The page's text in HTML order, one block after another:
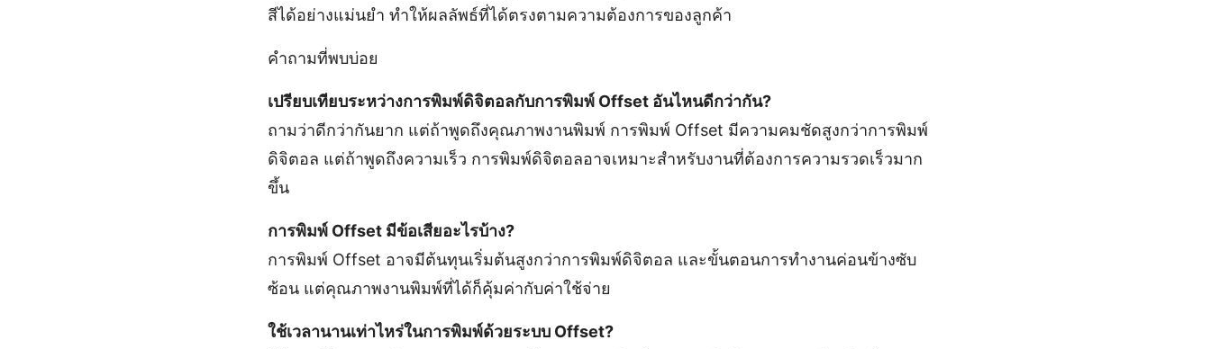
สีได้อย่างแม่นยำ ทำให้ผลลัพธ์ที่ได้ตรงตามความต้องการของลูกค้า
คำถามที่พบบ่อย
เปรียบเทียบระหว่างการพิมพ์ดิจิตอลกับการพิมพ์ Offset อันไหนดีกว่ากัน?
ถามว่าดีกว่ากันยาก แต่ถ้าพูดถึงคุณภาพงานพิมพ์ การพิมพ์ Offset มีความคมชัดสูงกว่าการพิมพ์
ดิจิตอล แต่ถ้าพูดถึงความเร็ว การพิมพ์ดิจิตอลอาจเหมาะสำหรับงานที่ต้องการความรวดเร็วมาก
ขึ้น
การพิมพ์ Offset มีข้อเสียอะไรบ้าง?
การพิมพ์ Offset อาจมีต้นทุนเริ่มต้นสูงกว่าการพิมพ์ดิจิตอล และขั้นตอนการทำงานค่อนข้างซับ
ซ้อน แต่คุณภาพงานพิมพ์ที่ได้ก็คุ้มค่ากับค่าใช้จ่าย
ใช้เวลานานเท่าไหร่ในการพิมพ์ด้วยระบบ Offset?